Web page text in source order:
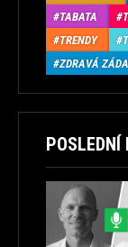
TABATA
TRENDY
ZDRAVÁ ZÁDA
POSLEDNÍ